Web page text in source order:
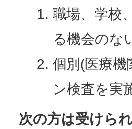
職場、学校
る機会のな
個別(医療機
ン検査を実
次の方は受けられ